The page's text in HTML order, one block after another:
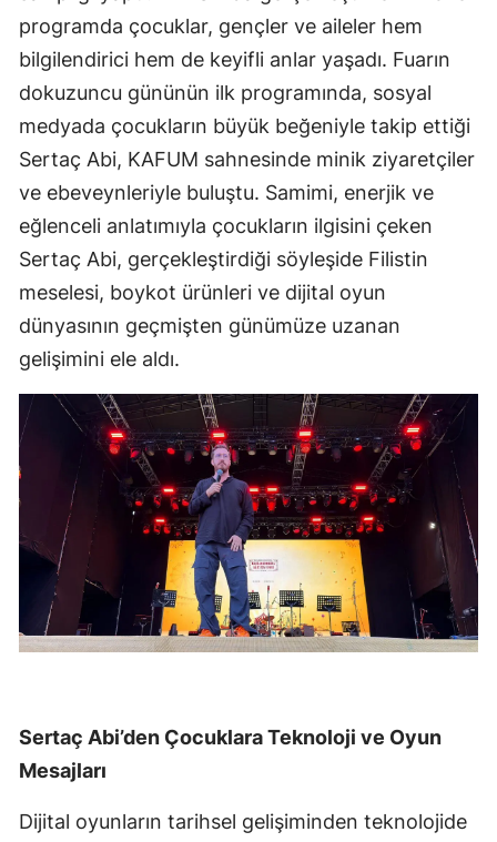
programda çocuklar, gençler ve aileler hem
bilgilendirici hem de keyifli anlar yaşadı. Fuarın
dokuzuncu gününün ilk programında, sosyal
medyada çocukların büyük beğeniyle takip ettiği
Sertaç Abi, KAFUM sahnesinde minik ziyaretçiler
ve ebeveynleriyle buluştu. Samimi, enerjik ve
eğlenceli anlatımıyla çocukların ilgisini çeken
Sertaç Abi, gerçekleştirdiği söyleşide Filistin
meselesi, boykot ürünleri ve dijital oyun
dünyasının geçmişten günümüze uzanan
gelişimini ele aldı.
Sertaç Abi’den Çocuklara Teknoloji ve Oyun
Mesajları
Dijital oyunların tarihsel gelişiminden teknolojide